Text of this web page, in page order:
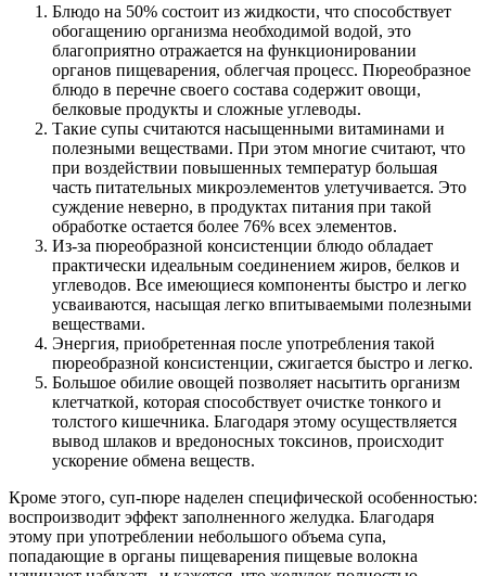
Блюдо на 50% состоит из жидкости, что способствует
обогащению организма необходимой водой, это
благоприятно отражается на функционировании
органов пищеварения, облегчая процесс. Пюреобразное
блюдо в перечне своего состава содержит овощи,
белковые продукты и сложные углеводы.
Такие супы считаются насыщенными витаминами и
полезными веществами. При этом многие считают, что
при воздействии повышенных температур большая
часть питательных микроэлементов улетучивается. Это
суждение неверно, в продуктах питания при такой
обработке остается более 76% всех элементов.
Из-за пюреобразной консистенции блюдо обладает
практически идеальным соединением жиров, белков и
углеводов. Все имеющиеся компоненты быстро и легко
усваиваются, насыщая легко впитываемыми полезными
веществами.
Энергия, приобретенная после употребления такой
пюреобразной консистенции, сжигается быстро и легко.
Большое обилие овощей позволяет насытить организм
клетчаткой, которая способствует очистке тонкого и
толстого кишечника. Благодаря этому осуществляется
вывод шлаков и вредоносных токсинов, происходит
ускорение обмена веществ.
Кроме этого, суп-пюре наделен специфической особенностью:
воспроизводит эффект заполненного желудка. Благодаря
этому при употреблении небольшого объема супа,
попадающие в органы пищеварения пищевые волокна